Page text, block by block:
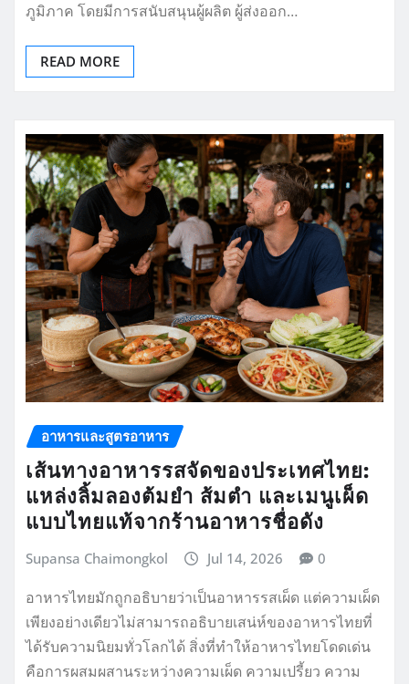
ภูมิภาค โดยมีการสนับสนุนผู้ผลิต ผู้ส่งออก…
READ MORE
อาหารและสูตรอาหาร
เส้นทางอาหารรสจัดของประเทศไทย:
แหล่งลิ้มลองต้มยำ ส้มตำ และเมนูเผ็ด
แบบไทยแท้จากร้านอาหารชื่อดัง
Supansa Chaimongkol Jul 14, 2026 0
อาหารไทยมักถูกอธิบายว่าเป็นอาหารรสเผ็ด แต่ความเผ็ด
เพียงอย่างเดียวไม่สามารถอธิบายเสน่ห์ของอาหารไทยที่
ได้รับความนิยมทั่วโลกได้ สิ่งที่ทำให้อาหารไทยโดดเด่น
คือการผสมผสานระหว่างความเผ็ด ความเปรี้ยว ความ